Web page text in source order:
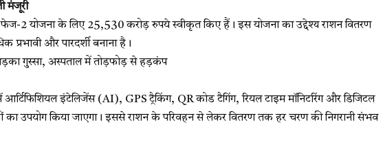
मंजूरी
2 योजना के लिए 25,530 करोड़ रुपये स्वीकृत किए हैं। इस योजना का उद्देश्य राशन वितरण
और पारदर्शी बनाना है।
गुस्सा, अस्पताल में तोड़फोड़ से हड़कंप
इंटेलिजेंस (AI), GPS ट्रैकिंग, QR कोड टैगिंग, रियल टाइम मॉनिटरिंग और डिजिटल
उपयोग किया जाएगा। इससे राशन के परिवहन से लेकर वितरण तक हर चरण की निगरानी संभव